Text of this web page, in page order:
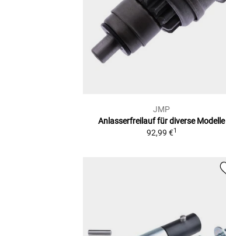
JMP
Anlasserfreilauf für diverse Modelle
92,99 €1